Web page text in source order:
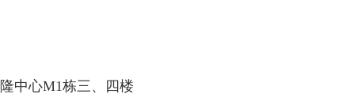
中心M1栋三、四楼